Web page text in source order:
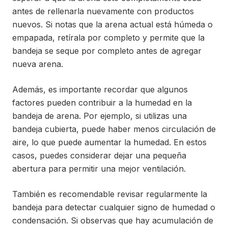
antes de rellenarla nuevamente con productos
nuevos. Si notas que la arena actual está húmeda o
empapada, retírala por completo y permite que la
bandeja se seque por completo antes de agregar
nueva arena.
Además, es importante recordar que algunos
factores pueden contribuir a la humedad en la
bandeja de arena. Por ejemplo, si utilizas una
bandeja cubierta, puede haber menos circulación de
aire, lo que puede aumentar la humedad. En estos
casos, puedes considerar dejar una pequeña
abertura para permitir una mejor ventilación.
También es recomendable revisar regularmente la
bandeja para detectar cualquier signo de humedad o
condensación. Si observas que hay acumulación de